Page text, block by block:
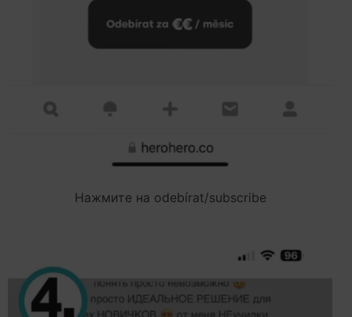
Нажмите на odebírat/subscribe